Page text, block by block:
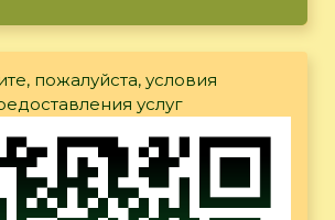
пожалуйста, условия
услуг